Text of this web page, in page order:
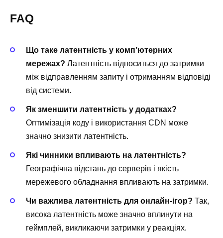
FAQ
Що таке латентність у комп’ютерних
мережах? Латентність відноситься до затримки
між відправленням запиту і отриманням відповіді
від системи.
Як зменшити латентність у додатках?
Оптимізація коду і використання CDN може
значно знизити латентність.
Які чинники впливають на латентність?
Географічна відстань до серверів і якість
мережевого обладнання впливають на затримки.
Чи важлива латентність для онлайн-ігор? Так,
висока латентність може значно вплинути на
геймплей, викликаючи затримки у реакціях.